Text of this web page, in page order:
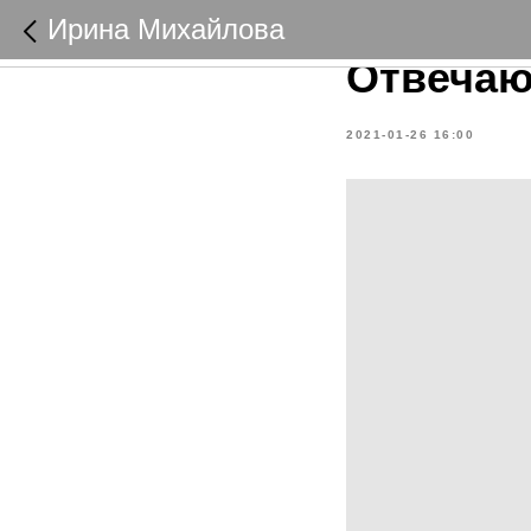
Как
2021-01-26 16:00
Ирина Михайлова